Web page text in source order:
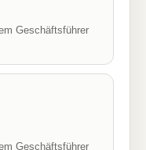
Geschäftsführer
Geschäftsführer